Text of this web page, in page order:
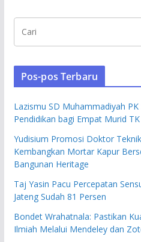
Pos-pos Terbaru
Lazismu SD Muhammadiyah
Pendidikan bagi Empat Murid
Yudisium Promosi Doktor
Kembangkan Mortar Kapur
Bangunan Heritage
Taj Yasin Pacu Percepatan
Jateng Sudah 81 Persen
Bondet Wrahatnala: Pastikan
Ilmiah Melalui Mendeley dan